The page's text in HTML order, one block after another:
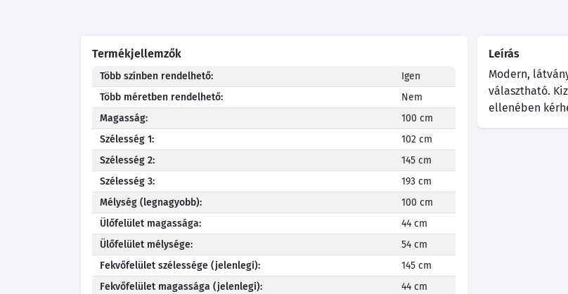
Termékjellemzők
Több színben rendelhető:
Igen
Több méretben rendelhető:
Nem
Magasság:
100 cm
Szélesség 1:
102 cm
Szélesség 2:
145 cm
Szélesség 3:
193 cm
Mélység (legnagyobb):
100 cm
Ülőfelület magassága:
44 cm
Ülőfelület mélysége:
54 cm
Fekvőfelület szélessége (jelenlegi):
145 cm
Fekvőfelület magassága (jelenlegi):
44 cm
Leírás
Modern,
választható.
ellenében